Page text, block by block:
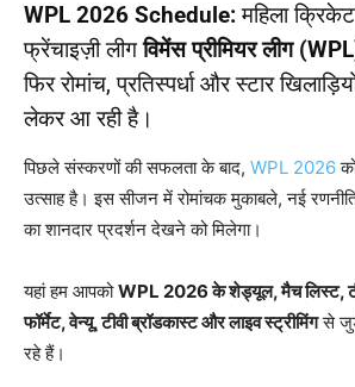
WPL 2026 Schedule:महिला
फ्रेंचाइज़ी लीगविमेंस प्रीमियर लीग
फिर रोमांच, प्रतिस्पर्धा और स्टार
लेकर आ रही है।
पिछले संस्करणों की सफलता के बाद, WPL 2026
उत्साह है। इस सीजन में रोमांचक मुकाबले, नई
का शानदार प्रदर्शन देखने को मिलेगा।
यहां हम आपकोWPL 2026के शेड्यूल,मैच लिस्ट,
फॉर्मेट,वेन्यू,टीवी ब्रॉडकास्ट और लाइव स्ट्रीमिंगसे
रहे हैं।